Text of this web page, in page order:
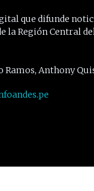
que difunde
la Región Central
Ramos, Anthony